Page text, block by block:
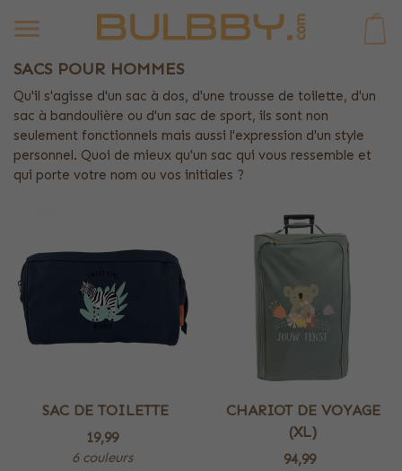
SACS POUR HOMMES
Qu'il s'agisse d'un sac à dos, d'une trousse de toilette, d'un
sac à bandoulière ou d'un sac de sport, ils sont non
seulement fonctionnels mais aussi l'expression d'un style
personnel. Quoi de mieux qu'un sac qui vous ressemble et
qui porte votre nom ou vos initiales ?
SAC DE TOILETTE
19,99
6 couleurs
CHARIOT DE VOYAGE
(XL)
94,99